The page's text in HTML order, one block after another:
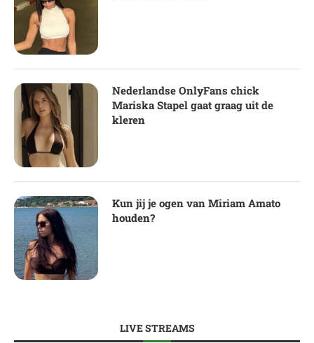
Nederlandse OnlyFans chick
Mariska Stapel gaat graag uit de
kleren
Kun jij je ogen van Miriam Amato
houden?
LIVE STREAMS